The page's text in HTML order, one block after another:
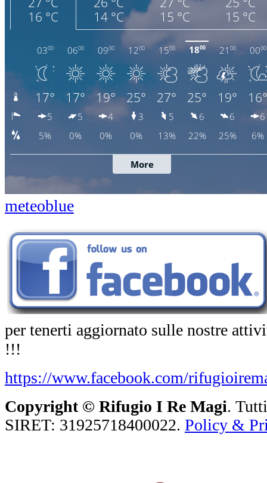
meteoblue
per tenerti aggiornato sulle nostre
!!!
https://www.facebook.com/
Copyright © Rifugio I Re Magi.
SIRET: 31925718400022. Policy &